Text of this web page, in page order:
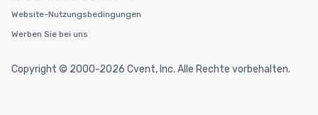
Website-Nutzungsbedingungen
Werben Sie bei uns
Copyright © 2000-2026 Cvent, Inc. Alle Rechte vorbehalten.